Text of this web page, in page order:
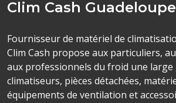
Clim Cash Guadeloupe
Fournisseur de matériel de
Clim Cash propose aux particuliers,
aux professionnels du froid une large
climatiseurs, pièces détachées,
équipements de ventilation et